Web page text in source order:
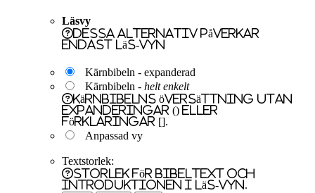
Läsvy
Dessa alternativ påverkar
endast läs-vyn
Kärnbibeln - expanderad
Kärnbibeln - helt enkelt
Kärnbibelns översättning utan
expanderingar () eller
förklaringar [].
Anpassad vy
Textstorlek:
Storlek för bibeltext och
introduktionen i läs-vyn.